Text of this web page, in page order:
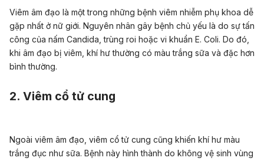
Viêm âm đạo là một trong những bệnh viêm nhiễm phụ khoa dễ
gặp nhất ở nữ giới. Nguyên nhân gây bệnh chủ yếu là do sự tấn
công của nấm Candida, trùng roi hoặc vi khuẩn E. Coli. Do đó,
khi âm đạo bị viêm, khí hư thường có màu trắng sữa và đặc hơn
bình thường.
2. Viêm cổ tử cung
Ngoài viêm âm đạo, viêm cổ tử cung cũng khiến khí hư màu
trắng đục như sữa. Bệnh này hình thành do không vệ sinh vùng